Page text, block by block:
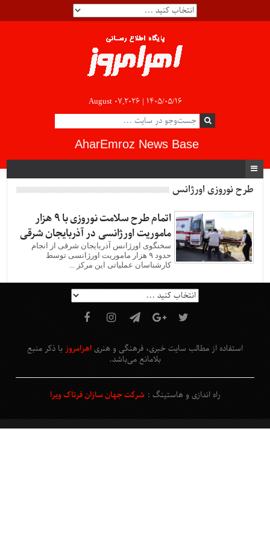
August 07,2026 | ۱۴۰۵/۰۵/۱۶
AharEmroz News Base
طرح نوروزی اورژانس
اتمام طرح سلامت نوروزی با ۹ هزار
ماموریت اورژانسی در آذربایجان شرقی
سخنگوی اورژانس آذربایجان شرقی از انجام
حدود ۹ هزار ماموریت اورژانسی توسط
کارشناسان عملیاتی این مرکز ...
استفاده از مطالب سایت خبری، فرهنگی و هنری اهرامروز با ذکر منبع
بلامانع می‌باشد.
راه اندازی و هاستینگ :شرکت جهان سازان فرتاک ویرا